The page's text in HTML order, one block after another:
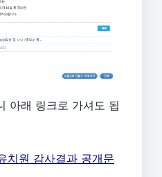
아래 링크로 가셔도 됩
치원 감사결과 공개문